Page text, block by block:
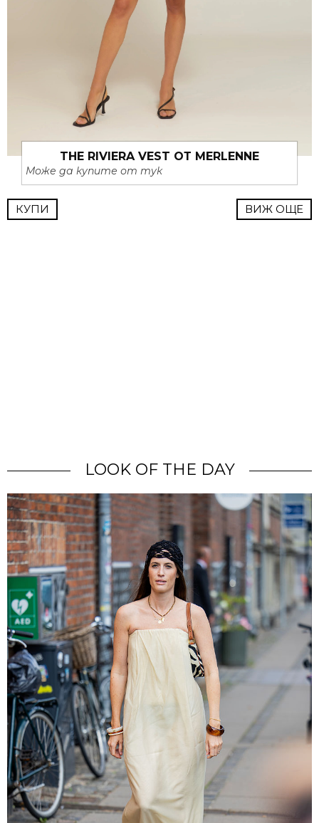
THE RIVIERA VEST ОТ MERLENNE
Може да купите от тук
КУПИ ВИЖ ОЩЕ
LOOK OF THE DAY